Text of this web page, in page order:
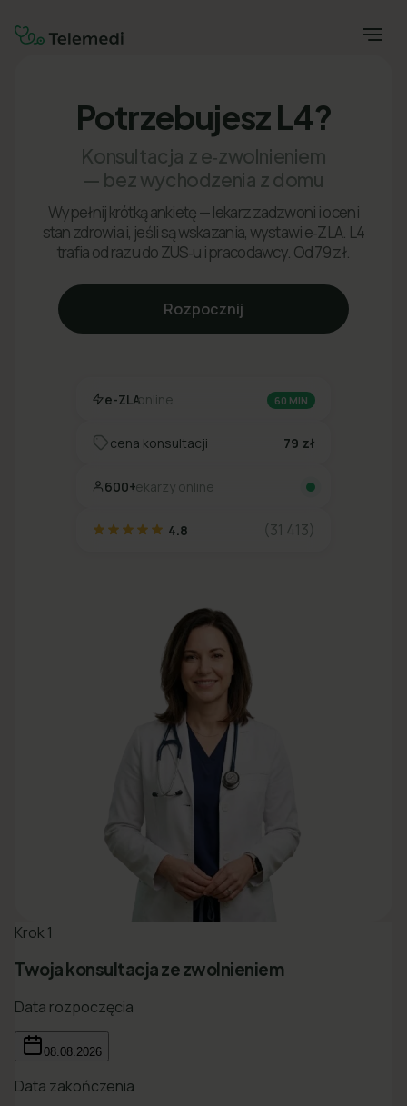
Potrzebujesz L4?
Konsultacja z e‑zwolnieniem
— bez wychodzenia z domu
Wypełnij krótką ankietę — lekarz zadzwoni i oceni
stan zdrowia i, jeśli są wskazania, wystawi e‑ZLA. L4
trafia od razu do ZUS‑u i pracodawcy. Od 79 zł.
Rozpocznij
e-ZLAonline 60 MIN
cena konsultacji 79 zł
600+lekarzy online
4.8 (31 413)